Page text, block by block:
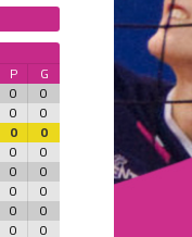
P
G
0
0
0
0
0
0
0
0
0
0
0
0
0
0
0
0